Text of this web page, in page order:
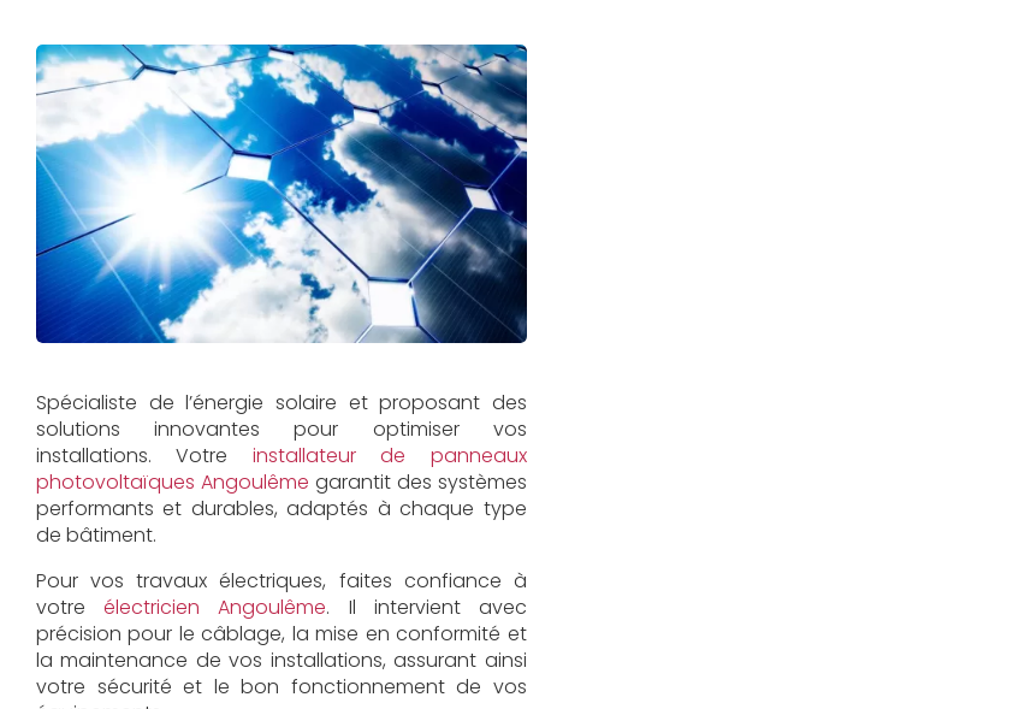
Spécialiste de l’énergie solaire et proposant des
solutions innovantes pour optimiser vos
installations. Votre installateur de panneaux
photovoltaïques Angoulême garantit des systèmes
performants et durables, adaptés à chaque type
de bâtiment.
Pour vos travaux électriques, faites confiance à
votre électricien Angoulême. Il intervient avec
précision pour le câblage, la mise en conformité et
la maintenance de vos installations, assurant ainsi
votre sécurité et le bon fonctionnement de vos